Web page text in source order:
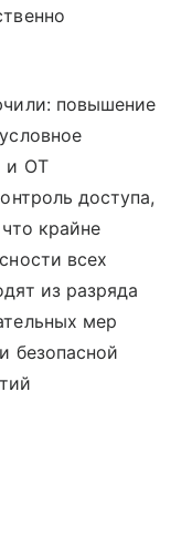
повышение
и OT
доступа,
крайне
всех
из разряда
мер
безопасной